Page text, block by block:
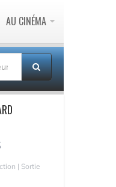
AU CINÉMA
| Sortie